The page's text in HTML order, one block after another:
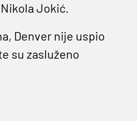
Jokić.
Denver nije uspio
su zasluženo